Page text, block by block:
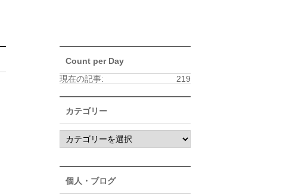
Count per Day
219
現在の記事:
カテゴリー
個人・ブログ